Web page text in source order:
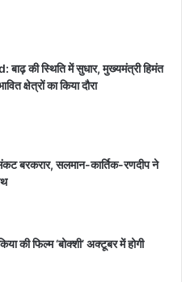
की स्थिति में सुधार, मुख्यमंत्री हिमंत
क्षेत्रों का किया दौरा
बरकरार, सलमान-कार्तिक-रणदीप ने
की फिल्म ‘बोक्शी’ अक्टूबर में होगी